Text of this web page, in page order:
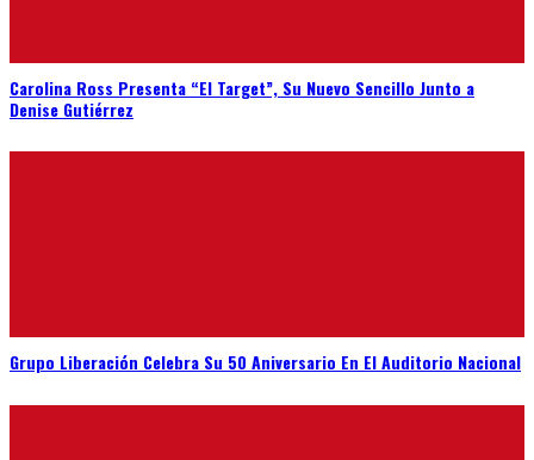
Carolina Ross Presenta “El Target”, Su Nuevo Sencillo Junto a
Denise Gutiérrez
Grupo Liberación Celebra Su 50 Aniversario En El Auditorio Nacional